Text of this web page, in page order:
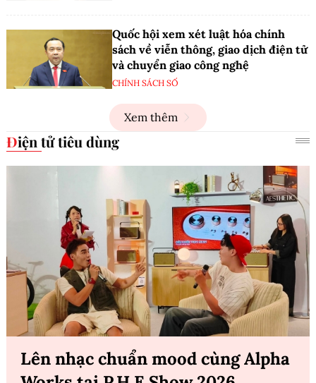
Quốc hội xem xét luật hóa chính
sách về viễn thông, giao dịch điện tử
và chuyển giao công nghệ
CHÍNH SÁCH SỐ
Xem thêm
Điện tử tiêu dùng
Lên nhạc chuẩn mood cùng Alpha